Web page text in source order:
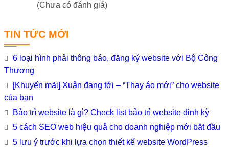
TIN TỨC MỚI
6 loại hình phải thông báo, đăng ký website với Bộ Công
Thương
[Khuyến mãi] Xuân đang tới – “Thay áo mới” cho website
của bạn
Bảo trì website là gì? Check list bảo trì website định kỳ
5 cách SEO web hiệu quả cho doanh nghiệp mới bắt đầu
5 lưu ý trước khi lựa chọn thiết kế website WordPress
(Chưa có đánh giá)